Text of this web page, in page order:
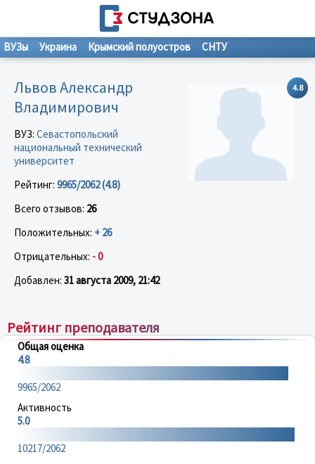
ВУЗы Украина Крымский полуостров СНТУ
4.8
Львов Александр
Владимирович
ВУЗ: Севастопольский
национальный технический
университет
Рейтинг: 9965/2062 (4.8)
Всего отзывов: 26
Положительных: + 26
Отрицательных: - 0
Добавлен: 31 августа 2009, 21:42
Рейтинг преподавателя
Общая оценка
4.8
9965/2062
Активность
5.0
10217/2062